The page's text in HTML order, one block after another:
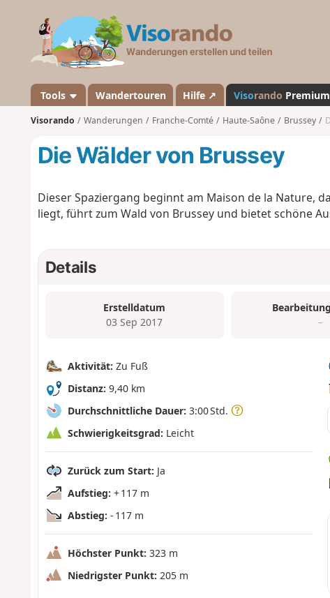
a
n
d
Tools Wandertouren Hilfe ↗ Visorando Premium
Visorando Wanderungen Franche-Comté Haute-Saône Brussey
Die Wälder von Brussey
Dieser Spaziergang beginnt am Maison de la Nature,
liegt, führt zum Wald von Brussey und bietet schöne
Details
Erstelldatum
03 Sep 2017
–
Aktivität: Zu Fuß
Distanz: 9,40 km
Durchschnittliche Dauer: 3:00 Std.
Schwierigkeitsgrad: Leicht
Zurück zum Start: Ja
Aufstieg: + 117 m
Abstieg: - 117 m
Höchster Punkt: 323 m
Niedrigster Punkt: 205 m